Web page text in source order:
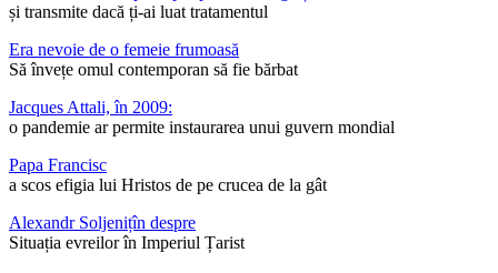
și transmite dacă ți-ai luat tratamentul
Era nevoie de o femeie frumoasă
Să învețe omul contemporan să fie bărbat
Jacques Attali, în 2009:
o pandemie ar permite instaurarea unui guvern mondial
Papa Francisc
a scos efigia lui Hristos de pe crucea de la gât
Alexandr Soljenițîn despre
Situația evreilor în Imperiul Țarist